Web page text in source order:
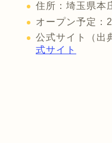
住所：埼玉県本
オープン予定：
公式サイト（出
式サイト